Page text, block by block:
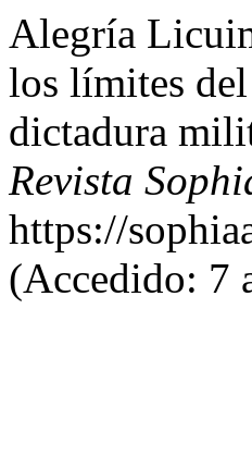
Alegría
los límites
dictadura
Revista
https://
(Accedido: 7